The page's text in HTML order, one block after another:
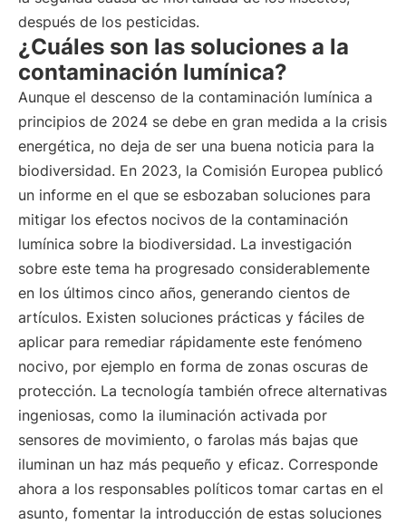
después de los pesticidas.
¿Cuáles son las soluciones a la
contaminación lumínica?
Aunque el descenso de la contaminación lumínica a
principios de 2024 se debe en gran medida a la crisis
energética, no deja de ser una buena noticia para la
biodiversidad. En 2023, la Comisión Europea publicó
un informe en el que se esbozaban soluciones para
mitigar los efectos nocivos de la contaminación
lumínica sobre la biodiversidad. La investigación
sobre este tema ha progresado considerablemente
en los últimos cinco años, generando cientos de
artículos. Existen soluciones prácticas y fáciles de
aplicar para remediar rápidamente este fenómeno
nocivo, por ejemplo en forma de zonas oscuras de
protección. La tecnología también ofrece alternativas
ingeniosas, como la iluminación activada por
sensores de movimiento, o farolas más bajas que
iluminan un haz más pequeño y eficaz. Corresponde
ahora a los responsables políticos tomar cartas en el
asunto, fomentar la introducción de estas soluciones